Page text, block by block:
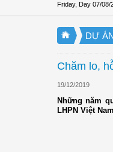
Friday, Day 07/08/
DỰ
Chăm lo,
19/12/2019
Những năm
LHPN Việt